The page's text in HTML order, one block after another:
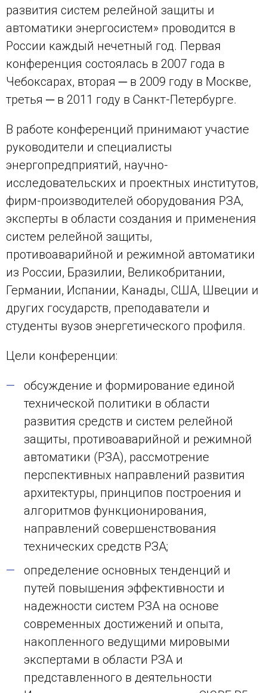
развития систем релейной защиты и
автоматики энергосистем» проводится в
России каждый нечетный год. Первая
конференция состоялась в 2007 года в
Чебоксарах, вторая ─ в 2009 году в Москве,
третья ─ в 2011 году в Санкт-Петербурге.
В работе конференций принимают участие
руководители и специалисты
энергопредприятий, научно-
исследовательских и проектных институтов,
фирм-производителей оборудования РЗА,
эксперты в области создания и применения
систем релейной защиты,
противоаварийной и режимной автоматики
из России, Бразилии, Великобритании,
Германии, Испании, Канады, США, Швеции и
других государств, преподаватели и
студенты вузов энергетического профиля.
Цели конференции:
обсуждение и формирование единой
технической политики в области
развития средств и систем релейной
защиты, противоаварийной и режимной
автоматики (РЗА), рассмотрение
перспективных направлений развития
архитектуры, принципов построения и
алгоритмов функционирования,
направлений совершенствования
технических средств РЗА;
определение основных тенденций и
путей повышения эффективности и
надежности систем РЗА на основе
современных достижений и опыта,
накопленного ведущими мировыми
экспертами в области РЗА и
представленного в деятельности